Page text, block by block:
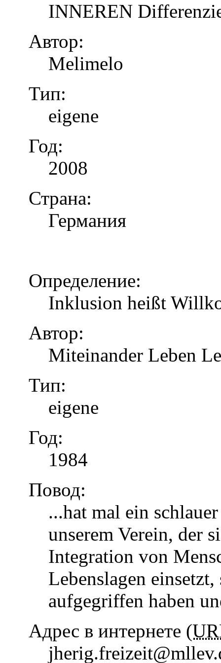
INNEREN
Автор:
Melimelo
Тип:
eigene
Год:
2008
Страна:
Германия
Определение:
Inklusion heißt
Автор:
Miteinander Leben
Тип:
eigene
Год:
1984
Повод:
...hat mal ein
unserem Verein, der
Integration von
Lebenslagen
aufgegriffen haben
Адрес в интернете (